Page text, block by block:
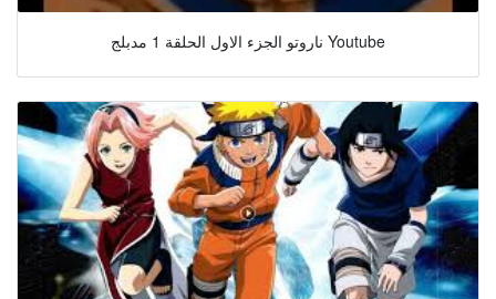
ناروتو الجزء الاول الحلقة 1 مدبلج Youtube